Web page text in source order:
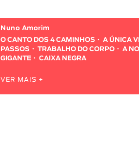
Nuno Amorim
O CANTO DOS 4 CAMINHOS
A ÚNICA
PASSOS
TRABALHO DO CORPO
A
GIGANTE
CAIXA NEGRA
VER MAIS +